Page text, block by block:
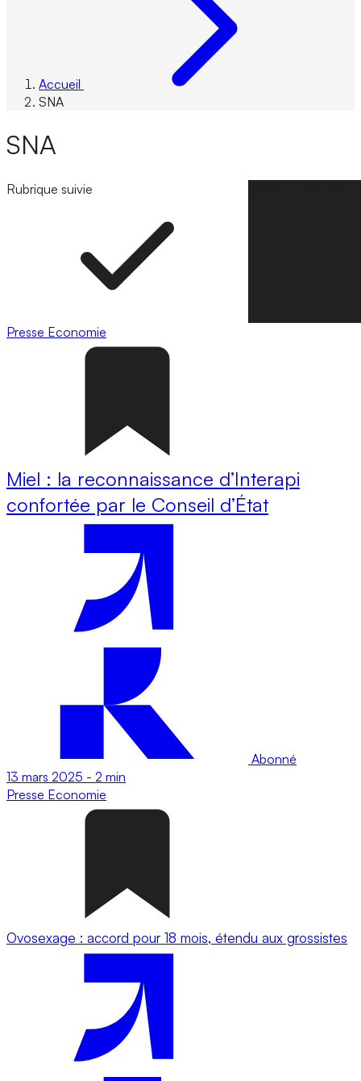
Accueil
SNA
SNA
Rubrique suivie
Presse Economie
Miel : la reconnaissance d’Interapi
confortée par le Conseil d’État
Abonné
13 mars 2025 - 2 min
Presse Economie
Ovosexage : accord pour 18 mois, étendu aux grossistes